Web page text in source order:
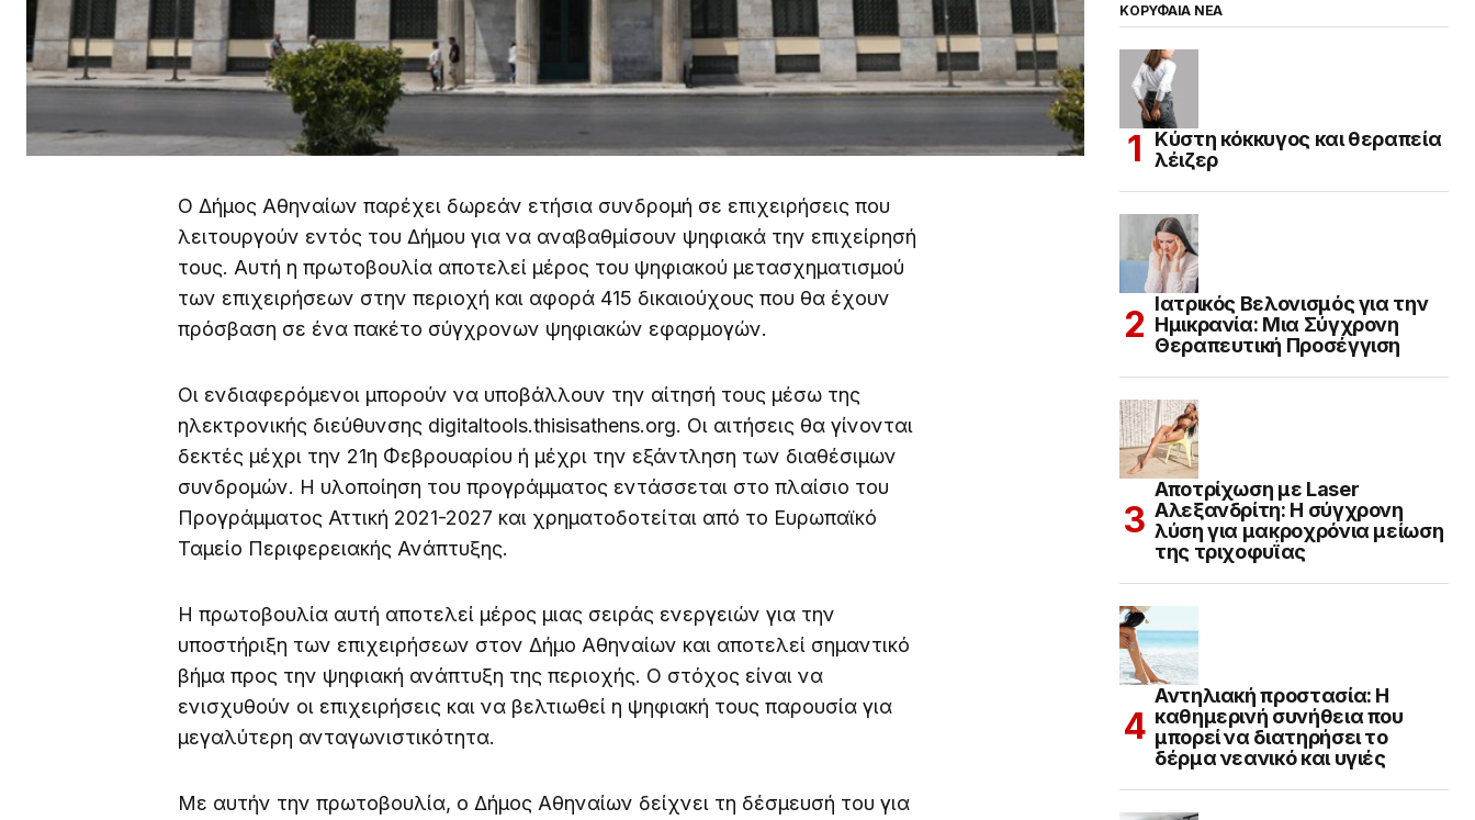
Ο Δήμος Αθηναίων παρέχει δωρεάν ετήσια συνδρομή σε επιχειρήσεις που
λειτουργούν εντός του Δήμου για να αναβαθμίσουν ψηφιακά την επιχείρησή
τους. Αυτή η πρωτοβουλία αποτελεί μέρος του ψηφιακού μετασχηματισμού
των επιχειρήσεων στην περιοχή και αφορά 415 δικαιούχους που θα έχουν
πρόσβαση σε ένα πακέτο σύγχρονων ψηφιακών εφαρμογών.
Οι ενδιαφερόμενοι μπορούν να υποβάλλουν την αίτησή τους μέσω της
ηλεκτρονικής διεύθυνσης digitaltools.thisisathens.org. Οι αιτήσεις θα γίνονται
δεκτές μέχρι την 21η Φεβρουαρίου ή μέχρι την εξάντληση των διαθέσιμων
συνδρομών. Η υλοποίηση του προγράμματος εντάσσεται στο πλαίσιο του
Προγράμματος Αττική 2021-2027 και χρηματοδοτείται από το Ευρωπαϊκό
Ταμείο Περιφερειακής Ανάπτυξης.
Η πρωτοβουλία αυτή αποτελεί μέρος μιας σειράς ενεργειών για την
υποστήριξη των επιχειρήσεων στον Δήμο Αθηναίων και αποτελεί σημαντικό
βήμα προς την ψηφιακή ανάπτυξη της περιοχής. Ο στόχος είναι να
ενισχυθούν οι επιχειρήσεις και να βελτιωθεί η ψηφιακή τους παρουσία για
μεγαλύτερη ανταγωνιστικότητα.
Με αυτήν την πρωτοβουλία, ο Δήμος Αθηναίων δείχνει τη δέσμευσή του για
ΚΟΡΥΦΑΙΑ ΝΕΑ
Κύστη κόκκυγος και θεραπεία
λέιζερ
Ιατρικός Βελονισμός για την
Ημικρανία: Μια Σύγχρονη
Θεραπευτική Προσέγγιση
Αποτρίχωση με Laser
Αλεξανδρίτη: Η σύγχρονη
λύση για μακροχρόνια μείωση
της τριχοφυΐας
Αντηλιακή προστασία: Η
καθημερινή συνήθεια που
μπορεί να διατηρήσει το
δέρμα νεανικό και υγιές